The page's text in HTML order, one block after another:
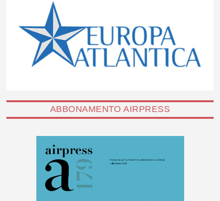
ABBONAMENTO AIRPRESS